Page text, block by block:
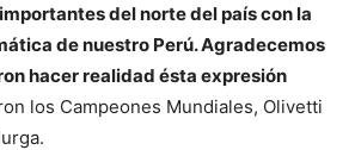
del norte del país con la
de nuestro Perú. Agradecemos
hacer realidad ésta expresión
los Campeones Mundiales, Olivetti